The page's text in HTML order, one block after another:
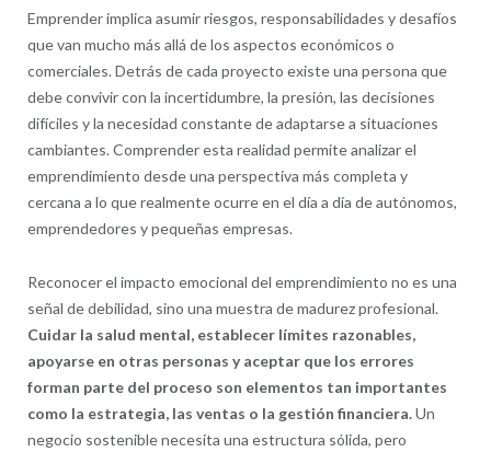
Emprender implica asumir riesgos, responsabilidades y desafíos
que van mucho más allá de los aspectos económicos o
comerciales. Detrás de cada proyecto existe una persona que
debe convivir con la incertidumbre, la presión, las decisiones
difíciles y la necesidad constante de adaptarse a situaciones
cambiantes. Comprender esta realidad permite analizar el
emprendimiento desde una perspectiva más completa y
cercana a lo que realmente ocurre en el día a día de autónomos,
emprendedores y pequeñas empresas.
Reconocer el impacto emocional del emprendimiento no es una
señal de debilidad, sino una muestra de madurez profesional.
Cuidar la salud mental, establecer límites razonables,
apoyarse en otras personas y aceptar que los errores
forman parte del proceso son elementos tan importantes
como la estrategia, las ventas o la gestión financiera.Un
negocio sostenible necesita una estructura sólida, pero